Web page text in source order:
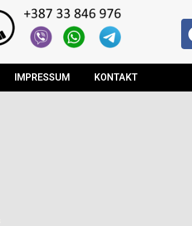
IMPRESSUM KONTAKT